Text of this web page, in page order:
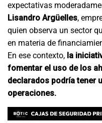
expectativas
Lisandro Argüelles,
quien observa un sector
en materia de
En ese contexto, la
fomentar el uso de los
declarados podría tener
operaciones.